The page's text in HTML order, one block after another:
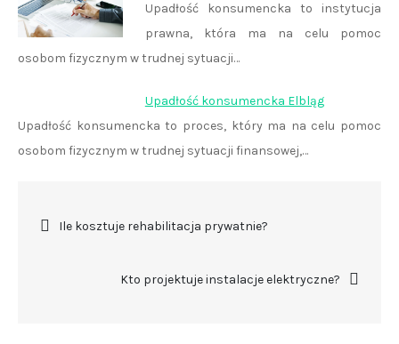
Upadłość konsumencka to instytucja
prawna, która ma na celu pomoc
osobom fizycznym w trudnej sytuacji…
Upadłość konsumencka Elbląg
Upadłość konsumencka to proces, który ma na celu pomoc
osobom fizycznym w trudnej sytuacji finansowej,…
Nawigacja
wpisu
Ile kosztuje rehabilitacja prywatnie?
Kto projektuje instalacje elektryczne?